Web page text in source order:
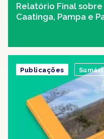
Relatório Final
Caatinga, Pampa e
Publicações